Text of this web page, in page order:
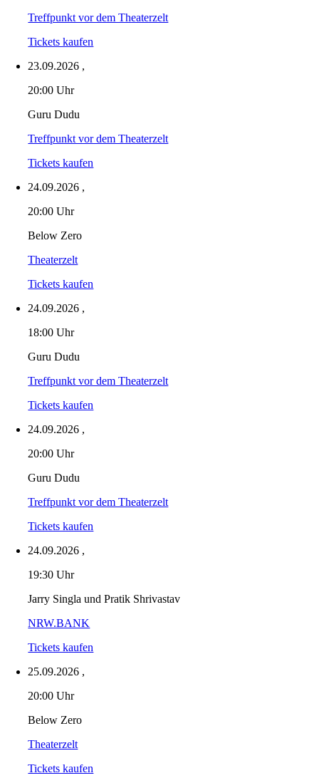
Treffpunkt vor dem Theaterzelt
Tickets kaufen
23.09.2026 ,
20:00 Uhr
Guru Dudu
Treffpunkt vor dem Theaterzelt
Tickets kaufen
24.09.2026 ,
20:00 Uhr
Below Zero
Theaterzelt
Tickets kaufen
24.09.2026 ,
18:00 Uhr
Guru Dudu
Treffpunkt vor dem Theaterzelt
Tickets kaufen
24.09.2026 ,
20:00 Uhr
Guru Dudu
Treffpunkt vor dem Theaterzelt
Tickets kaufen
24.09.2026 ,
19:30 Uhr
Jarry Singla und Pratik Shrivastav
NRW.BANK
Tickets kaufen
25.09.2026 ,
20:00 Uhr
Below Zero
Theaterzelt
Tickets kaufen